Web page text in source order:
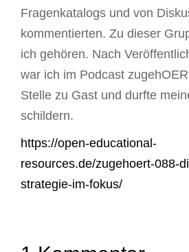
Fragenkatalogs und von
kommentierten. Zu dieser
ich gehören. Nach
war ich im Podcast
Stelle zu Gast und durfte
schildern.
https://open-educational-
resources.de/zugehoert-088-
strategie-im-fokus/